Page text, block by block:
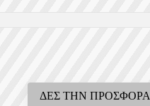
ΔΕΣ ΤΗΝ ΠΡΟΣΦΟΡΑ